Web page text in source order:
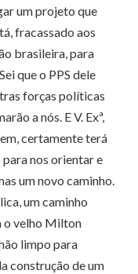
um projeto que
fracassado aos
brasileira, para
que o PPS dele
forças políticas
a nós. E V. Exª,
certamente terá
nos orientar e
um novo caminho.
um caminho
o velho Milton
limpo para
construção de um